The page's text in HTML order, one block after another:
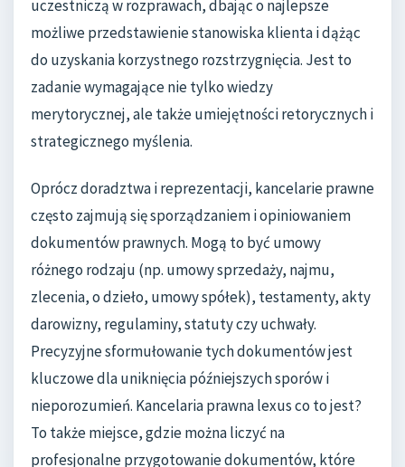
uczestniczą w rozprawach, dbając o najlepsze
możliwe przedstawienie stanowiska klienta i dążąc
do uzyskania korzystnego rozstrzygnięcia. Jest to
zadanie wymagające nie tylko wiedzy
merytorycznej, ale także umiejętności retorycznych i
strategicznego myślenia.
Oprócz doradztwa i reprezentacji, kancelarie prawne
często zajmują się sporządzaniem i opiniowaniem
dokumentów prawnych. Mogą to być umowy
różnego rodzaju (np. umowy sprzedaży, najmu,
zlecenia, o dzieło, umowy spółek), testamenty, akty
darowizny, regulaminy, statuty czy uchwały.
Precyzyjne sformułowanie tych dokumentów jest
kluczowe dla uniknięcia późniejszych sporów i
nieporozumień. Kancelaria prawna lexus co to jest?
To także miejsce, gdzie można liczyć na
profesjonalne przygotowanie dokumentów, które